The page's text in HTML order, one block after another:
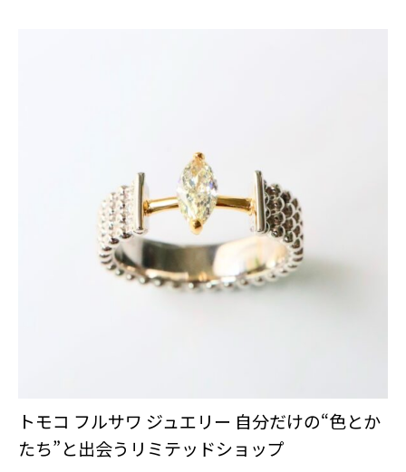
トモコ フルサワ ジュエリー 自分だけの“色とか
たち”と出会うリミテッドショップ